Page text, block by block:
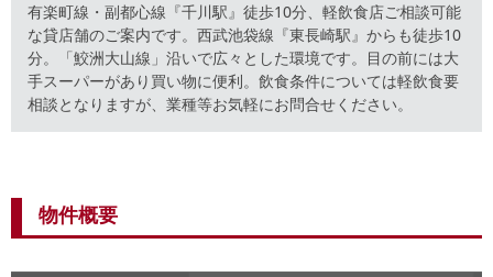
有楽町線・副都心線『千川駅』徒歩10分、軽飲食店ご相談可能
な貸店舗のご案内です。西武池袋線『東長崎駅』からも徒歩10
分。「鮫洲大山線」沿いで広々とした環境です。目の前には大
手スーパーがあり買い物に便利。飲食条件については軽飲食要
相談となりますが、業種等お気軽にお問合せください。
物件概要